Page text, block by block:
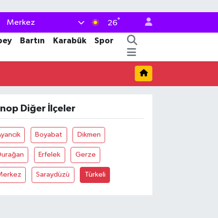
Merkez 26°
Bartın Karabük
Spor
Diğer İlçeler
Boyabat Dikmen
Erfelek Gerze
Saraydüzü Türkeli